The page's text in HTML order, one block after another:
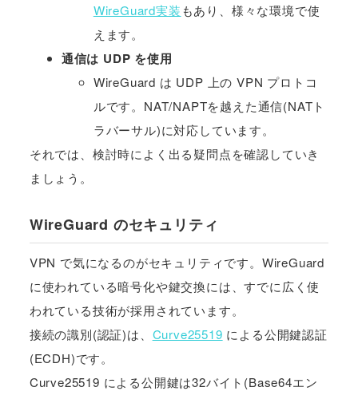
WireGuard実装 もあり、様々な環境で使
えます。
通信は UDP を使用
WireGuard は UDP 上の VPN プロトコ
ルです。NAT/NAPTを越えた通信(NATト
ラバーサル)に対応しています。
それでは、検討時によく出る疑問点を確認していき
ましょう。
WireGuard のセキュリティ
VPN で気になるのがセキュリティです。WireGuard
に使われている暗号化や鍵交換には、すでに広く使
われている技術が採用されています。
接続の識別(認証)は、 Curve25519 による公開鍵認証
(ECDH)です。
Curve25519 による公開鍵は32バイト(Base64エン